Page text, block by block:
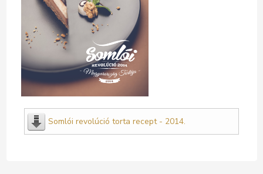
Somlói revolúció torta recept - 2014.